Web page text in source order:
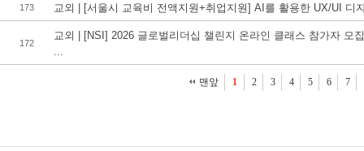
173 교외 | [서울시 교육비 전액지원+취업지원] AI를 활용한 UX/UI 디
172
교외 | [NSI] 2026 글로벌리더십 챌린지 온라인 클래스 참가자 모집
...
맨앞 1 2 3 4 5 6 7